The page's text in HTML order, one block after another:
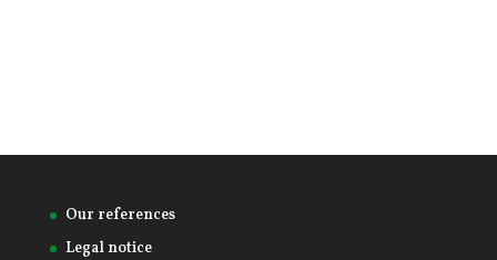
Our references
Legal notice